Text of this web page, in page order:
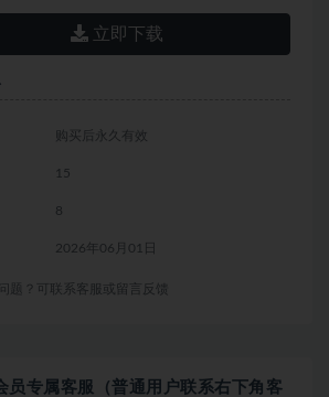
立即下载
购买后永久有效
15
8
2026年06月01日
题？可联系客服或留言反馈
员专属客服（普通用户联系右下角客